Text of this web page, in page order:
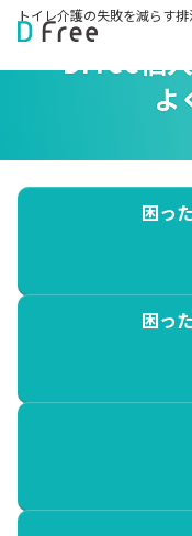
トイレ介護の失敗を減らす
DFree個
よ
困っ
困っ